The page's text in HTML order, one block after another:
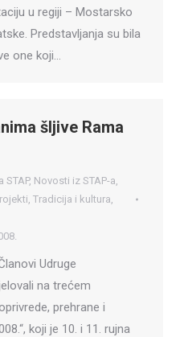
u regiji – Mostarsko
Predstavljanja su bila
one koji…
šljive Rama
STAP, Novosti iz STAP-a,
, Tradicija i kultura,
Udruge
na trećem
prehrane i
koji je 10. i 11. rujna